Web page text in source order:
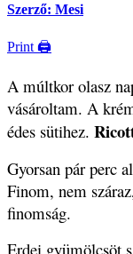
Szerző: Mesi
Print 🖨
A múltkor olasz
vásároltam. A
édes sütihez.
Gyorsan pár perc
Finom, nem
finomság.
Erdei gyümölcsöt